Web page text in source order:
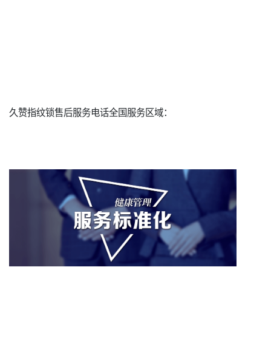
久赞指纹锁售后服务电话全国服务区域：